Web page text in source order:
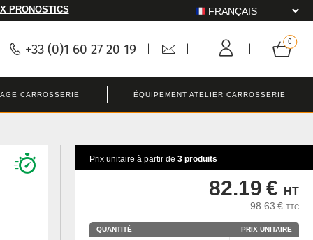
PRONOSTICS
+33 (0)1 60 27 20 19
CARROSSERIE ÉQUIPEMENT ATELIER CARROSSERIE
Prix unitaire à partir de 3 produits
QUANTITÉ PRIX UNITAIRE
82.19 € HT
98.63 € TTC